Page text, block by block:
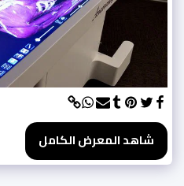
شاهد المعرض الكامل